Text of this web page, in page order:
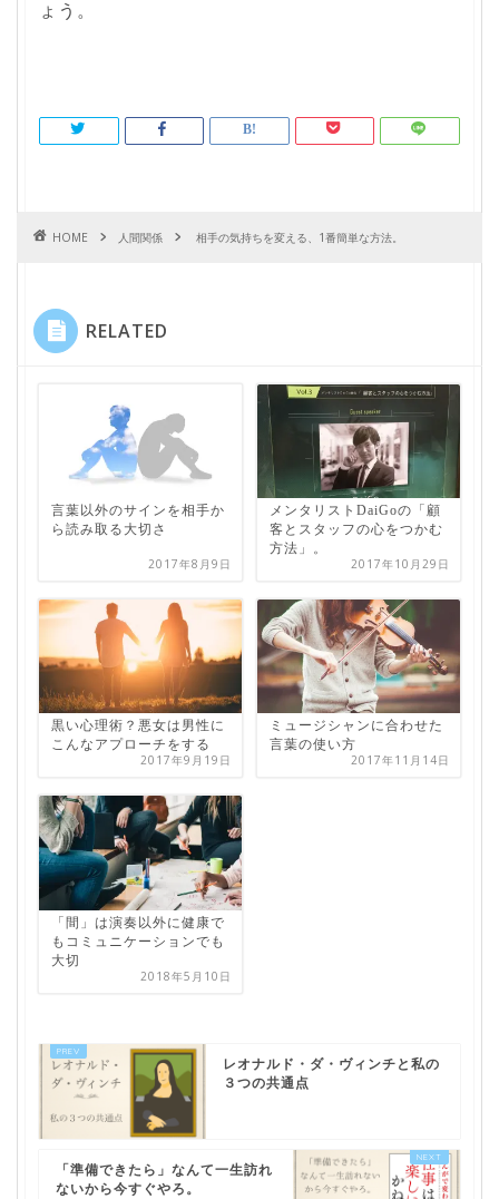
ょう。
HOME 人間関係 相手の気持ちを変える、1番簡単な方法。
RELATED
言葉以外のサインを相手か
ら読み取る大切さ
2017年8月9日
メンタリストDaiGoの「顧
客とスタッフの心をつかむ
方法」。
2017年10月29日
黒い心理術？悪女は男性に
こんなアプローチをする
2017年9月19日
ミュージシャンに合わせた
言葉の使い方
2017年11月14日
「間」は演奏以外に健康で
もコミュニケーションでも
大切
2018年5月10日
レオナルド・ダ・ヴィンチと私の
３つの共通点
「準備できたら」なんて一生訪れ
ないから今すぐやろ。